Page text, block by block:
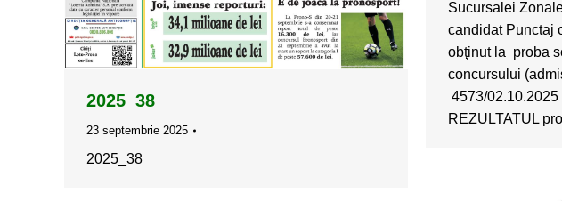
2025_38
23 septembrie 2025
2025_38
Sucursalei
candidat Punctaj
obţinut la proba
concursului
4573/
REZULTATUL